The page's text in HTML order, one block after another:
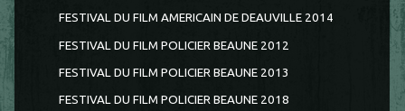
FESTIVAL DU FILM AMERICAIN DE DEAUVILLE 2014
FESTIVAL DU FILM POLICIER BEAUNE 2012
FESTIVAL DU FILM POLICIER BEAUNE 2013
FESTIVAL DU FILM POLICIER BEAUNE 2018